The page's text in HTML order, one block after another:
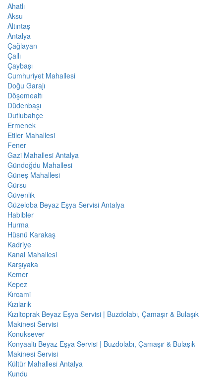
Ahatlı
Aksu
Altıntaş
Antalya
Çağlayan
Çallı
Çaybaşı
Cumhuriyet Mahallesi
Doğu Garajı
Döşemealtı
Düdenbaşı
Dutlubahçe
Ermenek
Etiler Mahallesi
Fener
Gazi Mahallesi Antalya
Gündoğdu Mahallesi
Güneş Mahallesi
Gürsu
Güvenlik
Güzeloba Beyaz Eşya Servisi Antalya
Habibler
Hurma
Hüsnü Karakaş
Kadriye
Kanal Mahallesi
Karşıyaka
Kemer
Kepez
Kırcami
Kızılarık
Kızıltoprak Beyaz Eşya Servisi | Buzdolabı, Çamaşır & Bulaşık
Makinesi Servisi
Konuksever
Konyaaltı Beyaz Eşya Servisi | Buzdolabı, Çamaşır & Bulaşık
Makinesi Servisi
Kültür Mahallesi Antalya
Kundu